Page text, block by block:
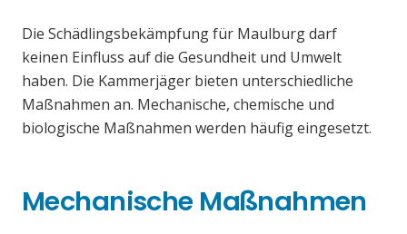
Die Schädlingsbekämpfung für Maulburg darf
keinen Einfluss auf die Gesundheit und Umwelt
haben. Die Kammerjäger bieten unterschiedliche
Maßnahmen an. Mechanische, chemische und
biologische Maßnahmen werden häufig eingesetzt.
Mechanische Maßnahmen